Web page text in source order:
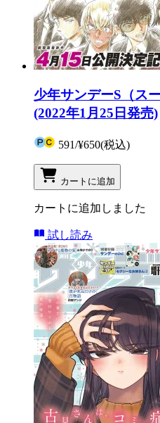
少年サンデーS（ス
(2022年1月25日発売)
591/¥650(税込)
カートに追加
カートに追加しました
試し読み